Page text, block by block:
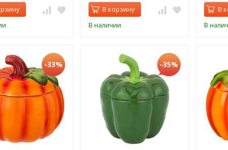
В корзину
В наличии
В
В
-33% -35%